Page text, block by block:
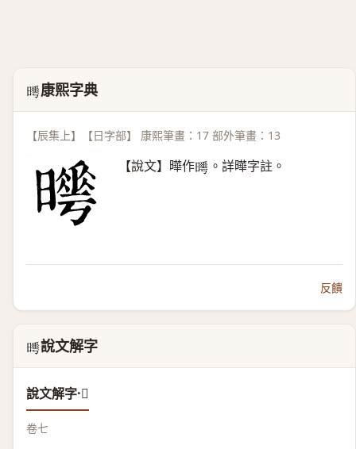
𣋌 康熙字典
【辰集上】【日字部】 康熙筆畫：17 部外筆畫：13
【說文】曄作𣋌 。詳曄字註。
反饋
𣋌說文解字
說文解字·𣋌
卷七